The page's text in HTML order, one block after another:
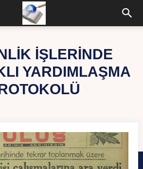
İŞLERINDE
YARDIMLAŞMA